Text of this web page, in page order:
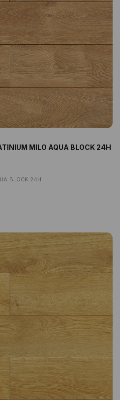
MILO AQUA BLOCK 24H
BLOCK 24H